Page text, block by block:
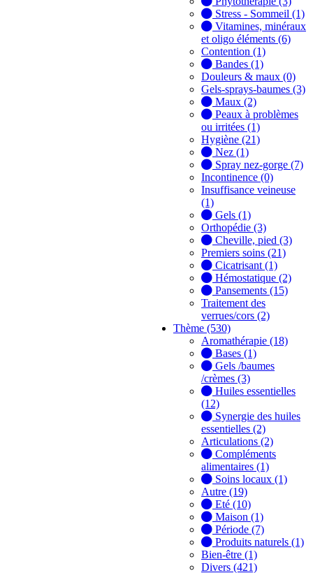
Stress - Sommeil (1)
Vitamines, minéraux
et oligo éléments (6)
Contention (1)
Bandes (1)
Douleurs & maux (0)
Gels-sprays-baumes (3)
Maux (2)
Peaux à problèmes
ou irritées (1)
Hygiène (21)
Nez (1)
Spray nez-gorge (7)
Incontinence (0)
Insuffisance veineuse
(1)
Gels (1)
Orthopédie (3)
Cheville, pied (3)
Premiers soins (21)
Cicatrisant (1)
Hémostatique (2)
Pansements (15)
Traitement des
verrues/cors (2)
Thème (530)
Aromathérapie (18)
Bases (1)
Gels /baumes
/crèmes (3)
Huiles essentielles
(12)
Synergie des huiles
essentielles (2)
Articulations (2)
Compléments
alimentaires (1)
Soins locaux (1)
Autre (19)
Eté (10)
Maison (1)
Période (7)
Produits naturels (1)
Bien-être (1)
Divers (421)